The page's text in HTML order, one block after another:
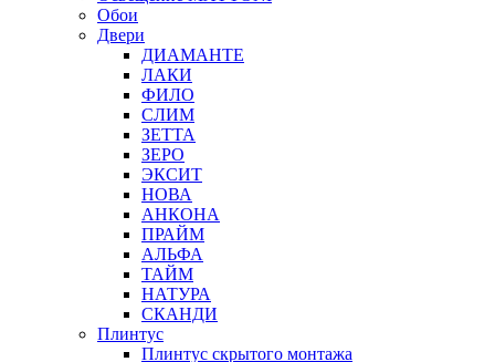
Обои
Двери
ДИАМАНТЕ
ЛАКИ
ФИЛО
СЛИМ
ЗЕТТА
ЗЕРО
ЭКСИТ
НОВА
АНКОНА
ПРАЙМ
АЛЬФА
ТАЙМ
НАТУРА
СКАНДИ
Плинтус
Плинтус скрытого монтажа